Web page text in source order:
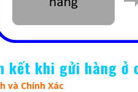
kết khi gửi hàng ở
và Chính Xác